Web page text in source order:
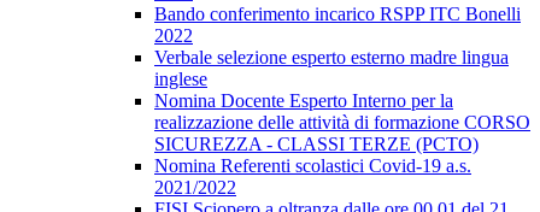
Bando conferimento incarico RSPP ITC Bonelli
2022
Verbale selezione esperto esterno madre lingua
inglese
Nomina Docente Esperto Interno per la
realizzazione delle attività di formazione CORSO
SICUREZZA - CLASSI TERZE (PCTO)
Nomina Referenti scolastici Covid-19 a.s.
2021/2022